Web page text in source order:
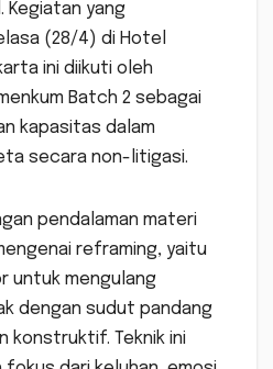
Kegiatan yang
(28/4) di Hotel
ini diikuti oleh
Batch 2 sebagai
kapasitas dalam
secara non-litigasi.
pendalaman materi
reframing, yaitu
untuk mengulang
dengan sudut pandang
konstruktif. Teknik ini